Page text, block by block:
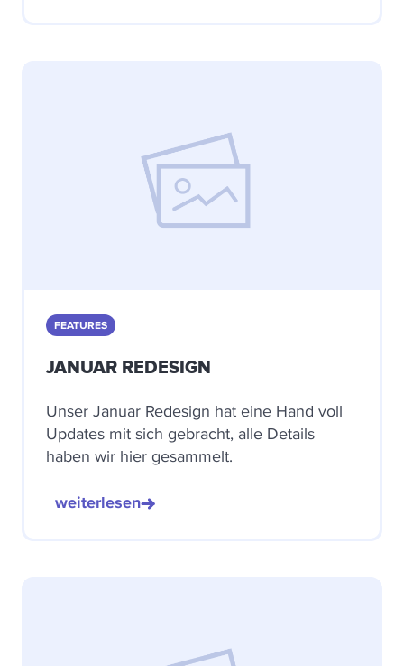
FEATURES
JANUAR REDESIGN
Unser Januar Redesign hat eine Hand voll
Updates mit sich gebracht, alle Details
haben wir hier gesammelt.
weiterlesen